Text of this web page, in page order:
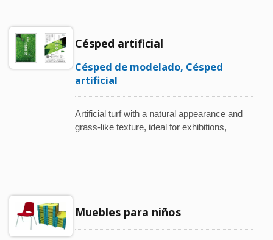
Césped artificial
Césped de modelado, Césped
artificial
Artificial turf with a natural appearance and
grass-like texture, ideal for exhibitions,
Muebles para niños